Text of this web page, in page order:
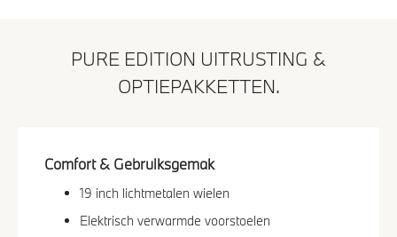
PURE EDITION UITRUSTING &
OPTIEPAKKETTEN.
Comfort & Gebruiksgemak
19 inch lichtmetalen wielen
Elektrisch verwarmde voorstoelen